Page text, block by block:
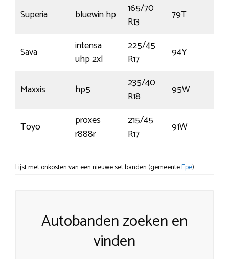
Superia bluewin hp
165/70
R13
79T
Sava
intensa
uhp 2xl
225/45
R17
94Y
Maxxis hp5
235/40
R18
95W
Toyo
proxes
r888r
215/45
R17
91W
Lijst met onkosten van een nieuwe set banden (gemeenteEpe).
Autobanden zoeken en
vinden